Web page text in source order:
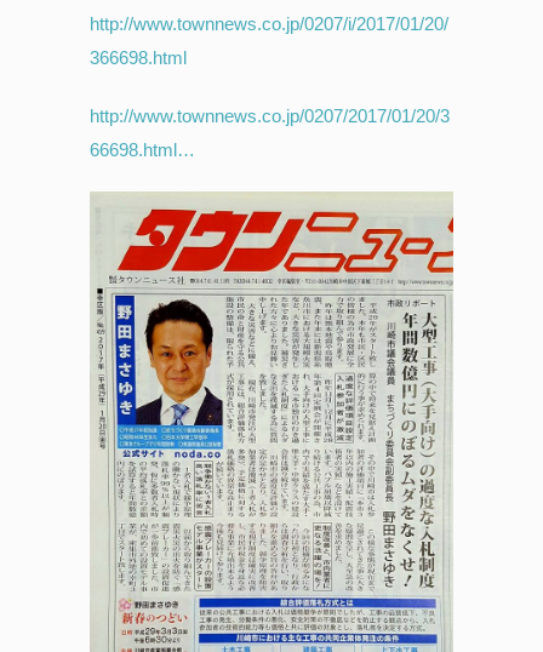
http://www.townnews.co.jp/0207/i/2017/01/20/
366698.html
http://www.townnews.co.jp/0207/2017/01/20/3
66698.html…